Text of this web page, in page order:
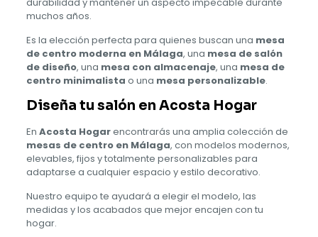
durabilidad y mantener un aspecto impecable durante
muchos años.
Es la elección perfecta para quienes buscan una mesa
de centro moderna en Málaga, una mesa de salón
de diseño, una mesa con almacenaje, una mesa de
centro minimalista o una mesa personalizable.
Diseña tu salón en Acosta Hogar
En Acosta Hogarencontrarás una amplia colección de
mesas de centro en Málaga, con modelos modernos,
elevables, fijos y totalmente personalizables para
adaptarse a cualquier espacio y estilo decorativo.
Nuestro equipo te ayudará a elegir el modelo, las
medidas y los acabados que mejor encajen con tu
hogar.